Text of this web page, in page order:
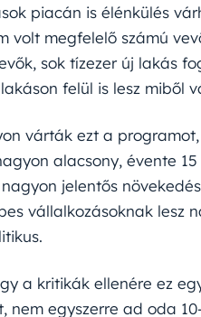
piacán is élénkülés
volt megfelelő számú
sok tízezer új lakás
felül is lesz miből
várták ezt a
alacsony, évente
jelentős
vállalkozásoknak lesz
a kritikák ellenére ez
egyszerre ad oda